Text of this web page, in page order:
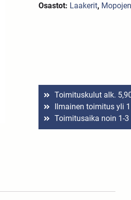
Osastot: Laakerit,
Toimituskulut alk.
Ilmainen toimitus yli
Toimitusaika noin 1-